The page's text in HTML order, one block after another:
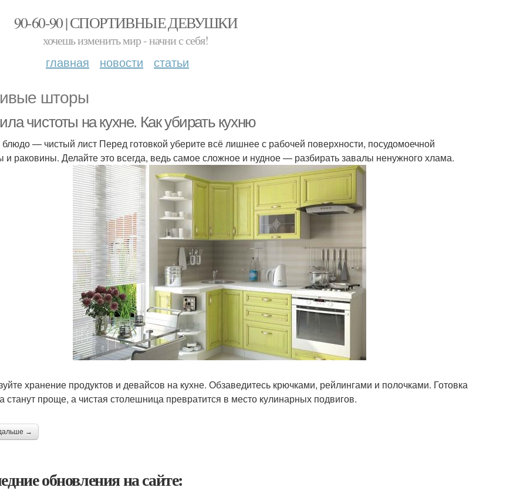
90-60-90 | СПОРТИВНЫЕ ДЕВУШКИ
хочешь изменить мир - начни с себя!
главная новости статьи
шторы
чистоты на кухне. Как убирать кухню
— чистый лист Перед готовкой уберите всё лишнее с рабочей поверхности, посудомоечной
раковины. Делайте это всегда, ведь самое сложное и нудное — разбирать завалы ненужного хлама.
хранение продуктов и девайсов на кухне. Обзаведитесь крючками, рейлингами и полочками. Готовка
станут проще, а чистая столешница превратится в место кулинарных подвигов.
→
обновления на сайте: